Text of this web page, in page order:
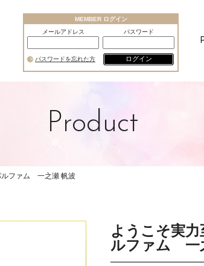
MEMBER ログイン
メールアドレス
パスワード
パスワードを忘れた方 ログイン
Product
ファム 一之瀬 帆波
ようこそ実
ルファム 一